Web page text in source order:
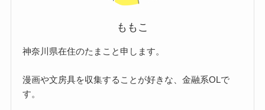
ももこ
神奈川県在住のたまこと申します。
漫画や文房具を収集することが好きな、金融系OLで
す。